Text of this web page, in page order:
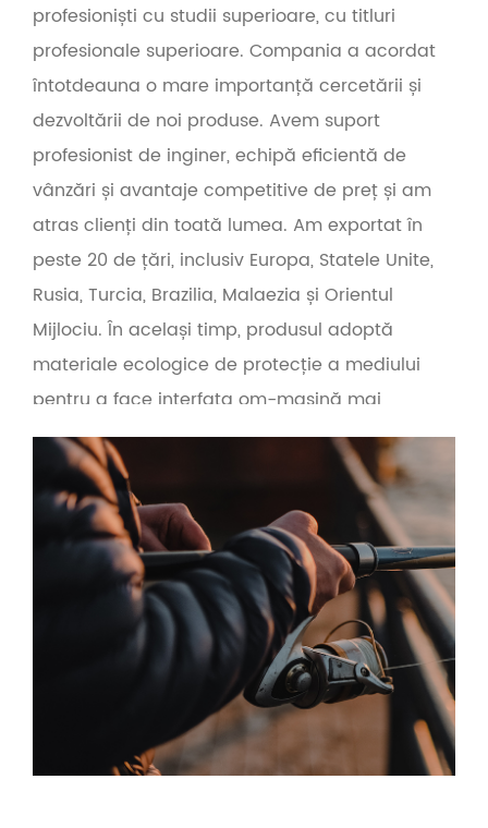
profesioniști cu studii superioare, cu titluri
profesionale superioare. Compania a acordat
întotdeauna o mare importanță cercetării și
dezvoltării de noi produse. Avem suport
profesionist de inginer, echipă eficientă de
vânzări și avantaje competitive de preț și am
atras clienți din toată lumea. Am exportat în
peste 20 de țări, inclusiv Europa, Statele Unite,
Rusia, Turcia, Brazilia, Malaezia și Orientul
Mijlociu. În același timp, produsul adoptă
materiale ecologice de protecție a mediului
pentru a face interfața om-mașină mai
prietenoasă. Pe baza principiului calității în
primul rând și al serviciului în primul rând,
compania oferă servicii OEM și en-gros pentru
furnizorii de unelte de pescuit, comerțul
electronic cu unelte de pescuit și producătorii
transfrontalieri de unelte de pescuit.